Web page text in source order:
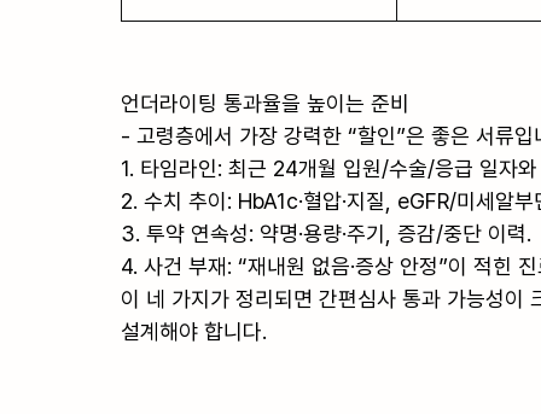
언더라이팅 통과율을 높이는 준비
- 고령층에서 가장 강력한 “할인”은 좋은 서류입
1. 타임라인: 최근 24개월 입원/수술/응급 일자
2. 수치 추이: HbA1c·혈압·지질, eGFR/미세알
3. 투약 연속성: 약명·용량·주기, 증감/중단 이력.
4. 사건 부재: “재내원 없음·증상 안정”이 적힌
이 네 가지가 정리되면 간편심사 통과 가능성이
설계해야 합니다.